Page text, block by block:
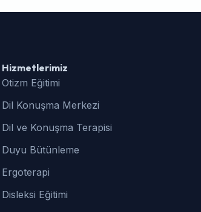
Hizmetlerimiz
Otizm Eğitimi
Dil Konuşma Merkezi
Dil ve Konuşma Terapisi
Duyu Bütünleme
Ergoterapi
Disleksi Eğitimi